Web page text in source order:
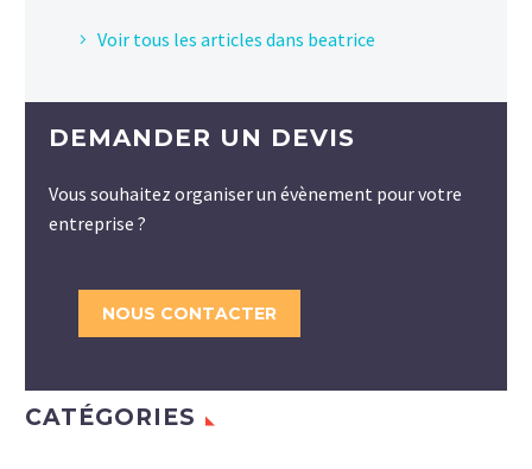
Voir tous les articles dans beatrice
DEMANDER UN DEVIS
Vous souhaitez organiser un évènement pour votre
entreprise ?
NOUS CONTACTER
CATÉGORIES